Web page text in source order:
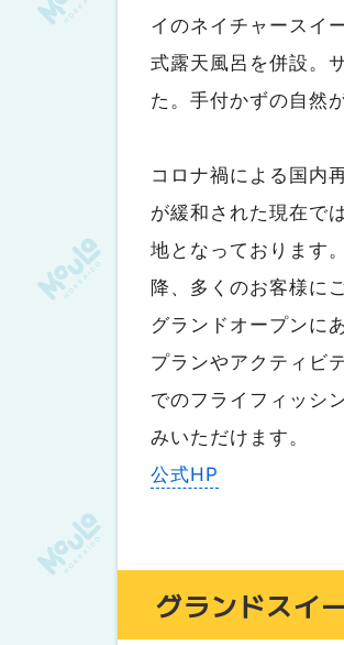
イのネイチャースイ
式露天風呂を併設。
た。手付かずの自然
コロナ禍による国内
が緩和された現在で
地となっております
降、多くのお客様に
グランドオープンに
プランやアクティビ
でのフライフィッシ
みいただけます。
公式HP
グランドスイ